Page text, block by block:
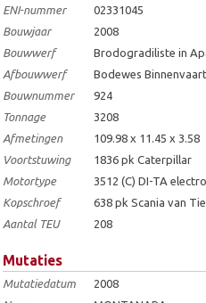
ENI-nummer
02331045
Bouwjaar
2008
Bouwwerf
Brodogradiliste in
Afbouwwerf
Bodewes
Bouwnummer
924
Tonnage
3208
Afmetingen
109.98 x 11.45 x 3.58
Voortstuwing
1836 pk Caterpillar
Motortype
3512 (C) DI-TA
Kopschroef
638 pk Scania van
Aantal TEU
208
Mutaties
Mutatiedatum
2008